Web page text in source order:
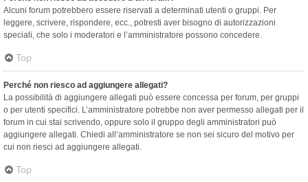
Alcuni forum potrebbero essere riservati a determinati utenti o gruppi. Per
leggere, scrivere, rispondere, ecc., potresti aver bisogno di autorizzazioni
speciali, che solo i moderatori e l’amministratore possono concedere.
Top
Perché non riesco ad aggiungere allegati?
La possibilità di aggiungere allegati può essere concessa per forum, per gruppi
o per utenti specifici. L’amministratore potrebbe non aver permesso allegati per il
forum in cui stai scrivendo, oppure solo il gruppo degli amministratori può
aggiungere allegati. Chiedi all’amministratore se non sei sicuro del motivo per
cui non riesci ad aggiungere allegati.
Top